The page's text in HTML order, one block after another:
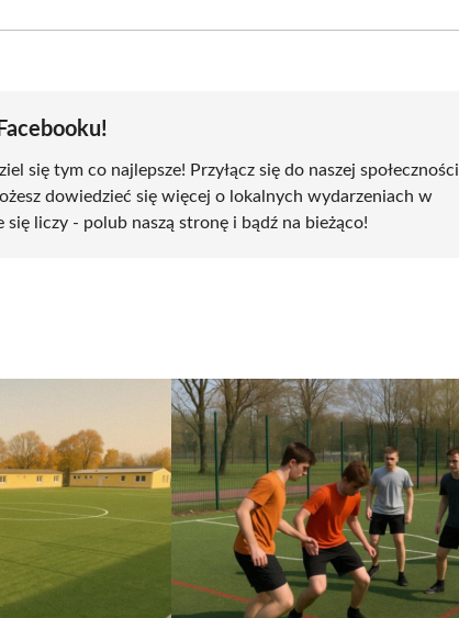
się tym co najlepsze! Przyłącz się do naszej społeczności
dowiedzieć się więcej o lokalnych wydarzeniach w
się liczy - polub naszą stronę i bądź na bieżąco!